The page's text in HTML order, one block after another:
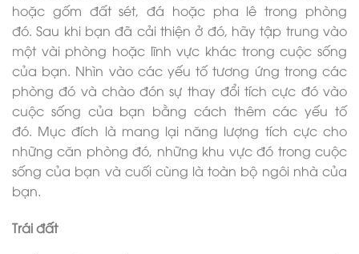
hoặc gốm đất sét, đá hoặc pha lê trong phòng
đó. Sau khi bạn đã cải thiện ở đó, hãy tập trung vào
một vài phòng hoặc lĩnh vực khác trong cuộc sống
của bạn. Nhìn vào các yếu tố tương ứng trong các
phòng đó và chào đón sự thay đổi tích cực đó vào
cuộc sống của bạn bằng cách thêm các yếu tố
đó. Mục đích là mang lại năng lượng tích cực cho
những căn phòng đó, những khu vực đó trong cuộc
sống của bạn và cuối cùng là toàn bộ ngôi nhà của
bạn.
Trái đất